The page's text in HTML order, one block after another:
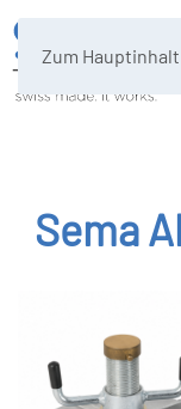
Zum
Sema